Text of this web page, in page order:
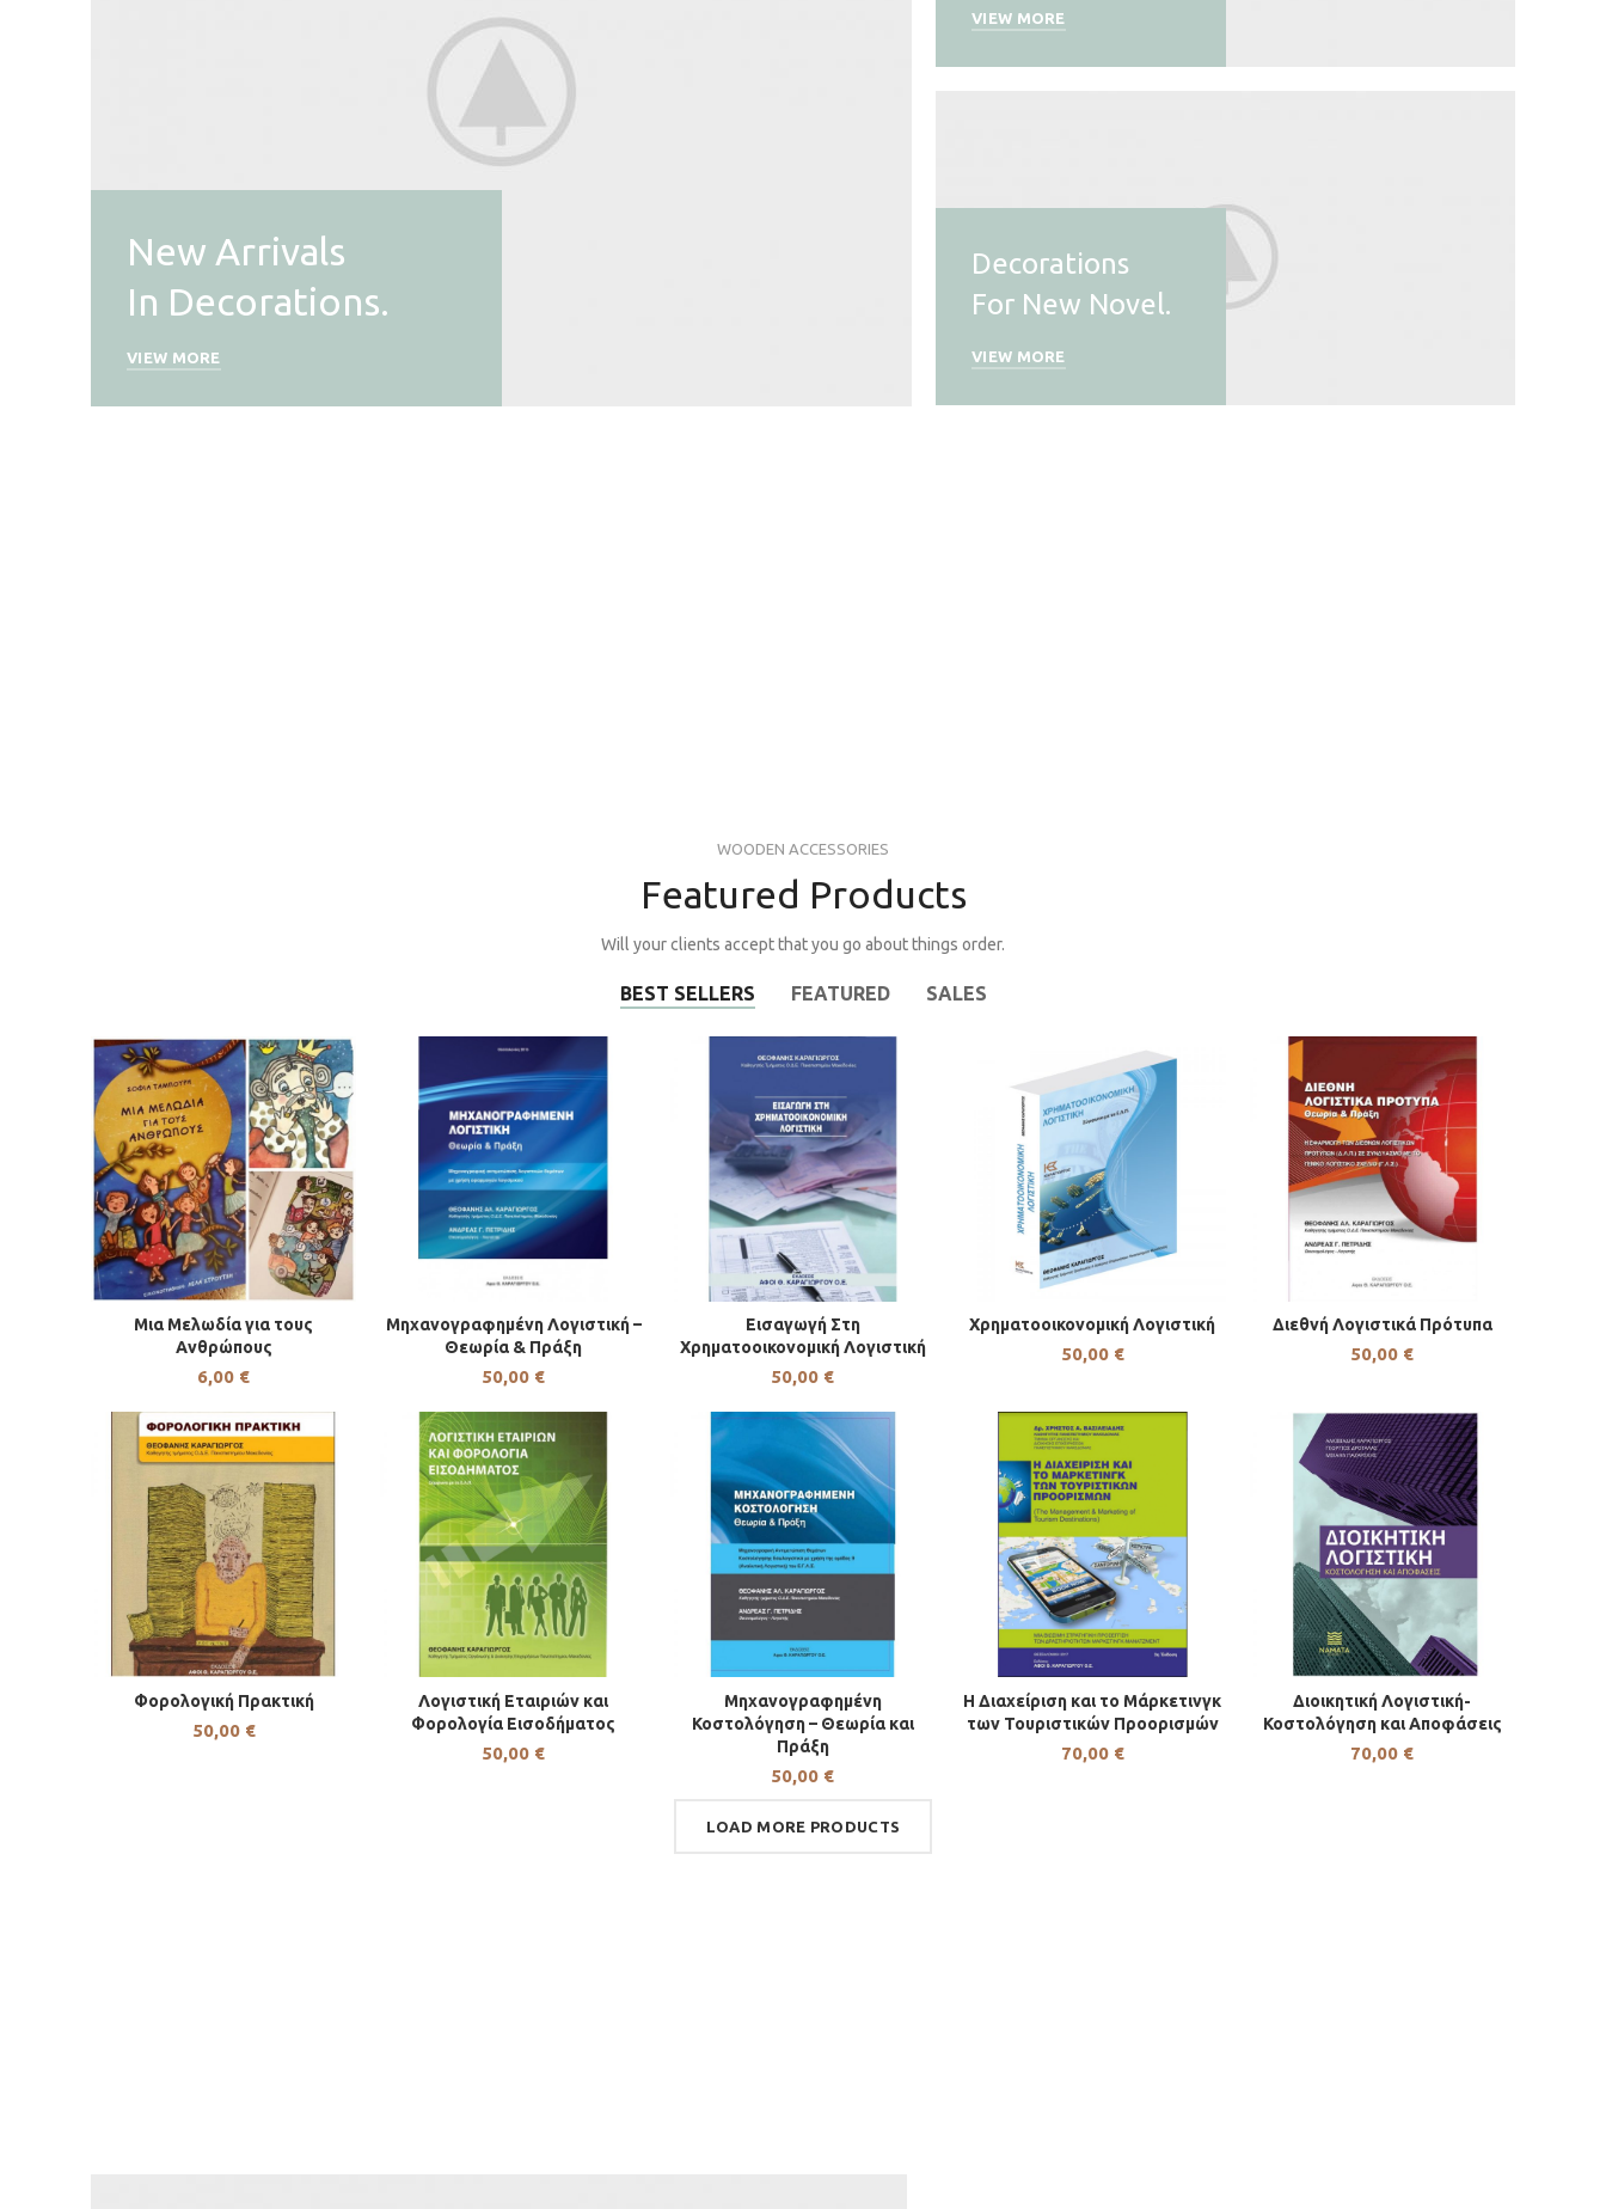
New Arrivals
In Decorations.
VIEW MORE
VIEW MORE
Decorations
For New Novel.
VIEW MORE
WOODEN ACCESSORIES
Featured Products
Will your clients accept that you go about things order.
BEST SELLERS FEATURED SALES
ΠΡΟΣΘΉΚΗ ΣΤΟ ΚΑΛΆΘΙ
Μια Μελωδία για τους
Ανθρώπους
6,00 €
ΠΡΟΣΘΉΚΗ ΣΤΟ ΚΑΛΆΘΙ
Μηχανογραφημένη Λογιστική –
Θεωρία & Πράξη
50,00 €
ΠΡΟΣΘΉΚΗ ΣΤΟ ΚΑΛΆΘΙ
Εισαγωγή Στη
Χρηματοοικονομική Λογιστική
50,00 €
ΠΡΟΣΘΉΚΗ ΣΤΟ ΚΑΛΆΘΙ
Χρηματοοικονομική Λογιστική
50,00 €
ΠΡΟΣΘΉΚΗ ΣΤΟ ΚΑΛΆΘΙ
Διεθνή Λογιστικά Πρότυπα
50,00 €
ΠΡΟΣΘΉΚΗ ΣΤΟ ΚΑΛΆΘΙ
Φορολογική Πρακτική
50,00 €
ΠΡΟΣΘΉΚΗ ΣΤΟ ΚΑΛΆΘΙ
Λογιστική Εταιριών και
Φορολογία Εισοδήματος
50,00 €
ΠΡΟΣΘΉΚΗ ΣΤΟ ΚΑΛΆΘΙ
Μηχανογραφημένη
Κοστολόγηση – Θεωρία και
Πράξη
50,00 €
ΠΡΟΣΘΉΚΗ ΣΤΟ ΚΑΛΆΘΙ
Η Διαχείριση και το Μάρκετινγκ
των Τουριστικών Προορισμών
70,00 €
ΠΡΟΣΘΉΚΗ ΣΤΟ ΚΑΛΆΘΙ
Διοικητική Λογιστική-
Κοστολόγηση και Αποφάσεις
70,00 €
LOAD MORE PRODUCTS